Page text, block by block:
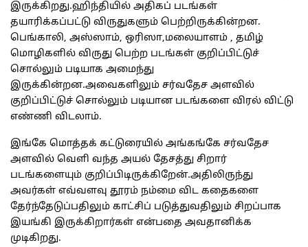
இருக்கிறது.ஹிந்தியில் அதிகப் படங்கள்
தயாரிக்கப்பட்டு விருதுகளும் பெற்றிருக்கின்றன.
பெங்காலி, அஸ்ஸாம், ஒரிஸா,மலையாளம் , தமிழ்
மொழிகளில் விருது பெற்ற படங்கள் குறிப்பிட்டுச்
சொல்லும் படியாக அமைந்து
இருக்கின்றன.அவைகளிலும் சர்வதேச அளவில்
குறிப்பிட்டுச் சொல்லும் படியான படங்களை விரல் விட்டு
எண்ணி விடலாம்.
இங்கே மொத்தக் கட்டுரையில் அங்கங்கே சர்வதேச
அளவில் வெளி வந்த அயல் தேசத்து சிறார்
படங்களையும் குறிப்பிடிருக்கிறேன்.அதிலிருந்து
அவர்கள் எவ்வளவு தூரம் நம்மை விட கதைகளை
தேர்ந்தேடுப்பதிலும் காட்சிப் படுத்துவதிலும் சிறப்பாக
இயங்கி இருக்கிறார்கள் என்பதை அவதானிக்க
முடிகிறது.